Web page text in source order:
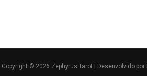
Copyright © 2026 Zephyrus Tarot | Desenvolvido por